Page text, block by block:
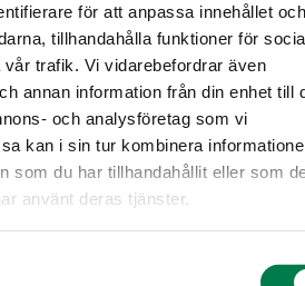
för att anpassa innehållet och
tillhandahålla funktioner för
trafik. Vi vidarebefordrar även
annan information från din enhet till
och analysföretag som vi
kan i sin tur kombinera
som du har tillhandahållit eller som
använt deras tjänster.